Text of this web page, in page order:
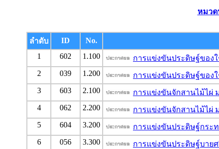
หมว
ลำดับ ID
No.
1
602 1.100
การแข่งขันประดิษฐ์ของ
2
039 1.200
การแข่งขันประดิษฐ์ของ
3
603 2.100
การแข่งขันจักสานไม้ไผ่
4
062 2.200
การแข่งขันจักสานไม้ไผ่
5
604 3.200
การแข่งขันประดิษฐ์กระ
6
056 3.300
การแข่งขันประดิษฐ์บาย